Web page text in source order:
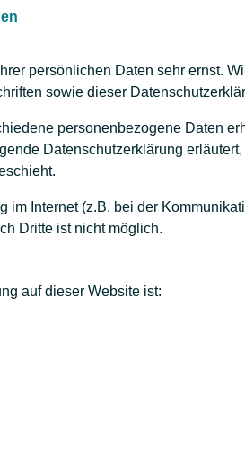
persönlichen Daten sehr ernst.
sowie dieser
personenbezogene Daten
Datenschutzerklärung
im Internet (z.B. bei der
Dritte ist nicht möglich.
auf dieser Website ist: